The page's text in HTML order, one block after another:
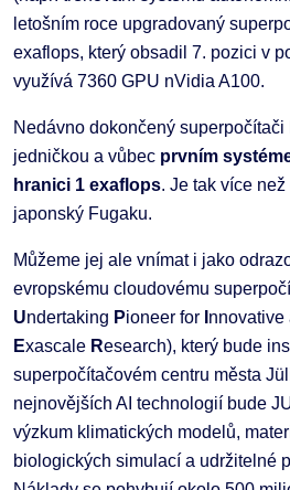
letošním roce upgradovaný
exaflops, který obsadil 7. pozici v
využívá 7360 GPU nVidia A100.
Nedávno dokončený
jedničkou a vůbec prvním
hranici 1 exaflops. Je tak více
japonský Fugaku.
Můžeme jej ale vnímat i jako
evropskému cloudovému
Undertaking Pioneer for nnovative
Exascale Research), který bude
superpočítačovém centru města
nejnovějších AI technologií bude
výzkum klimatických modelů,
biologických simulací a udržitelné